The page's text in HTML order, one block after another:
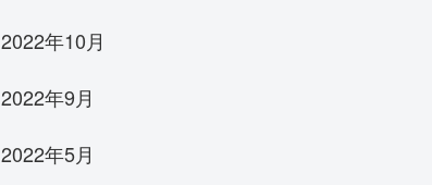
2022年10月
2022年9月
2022年5月